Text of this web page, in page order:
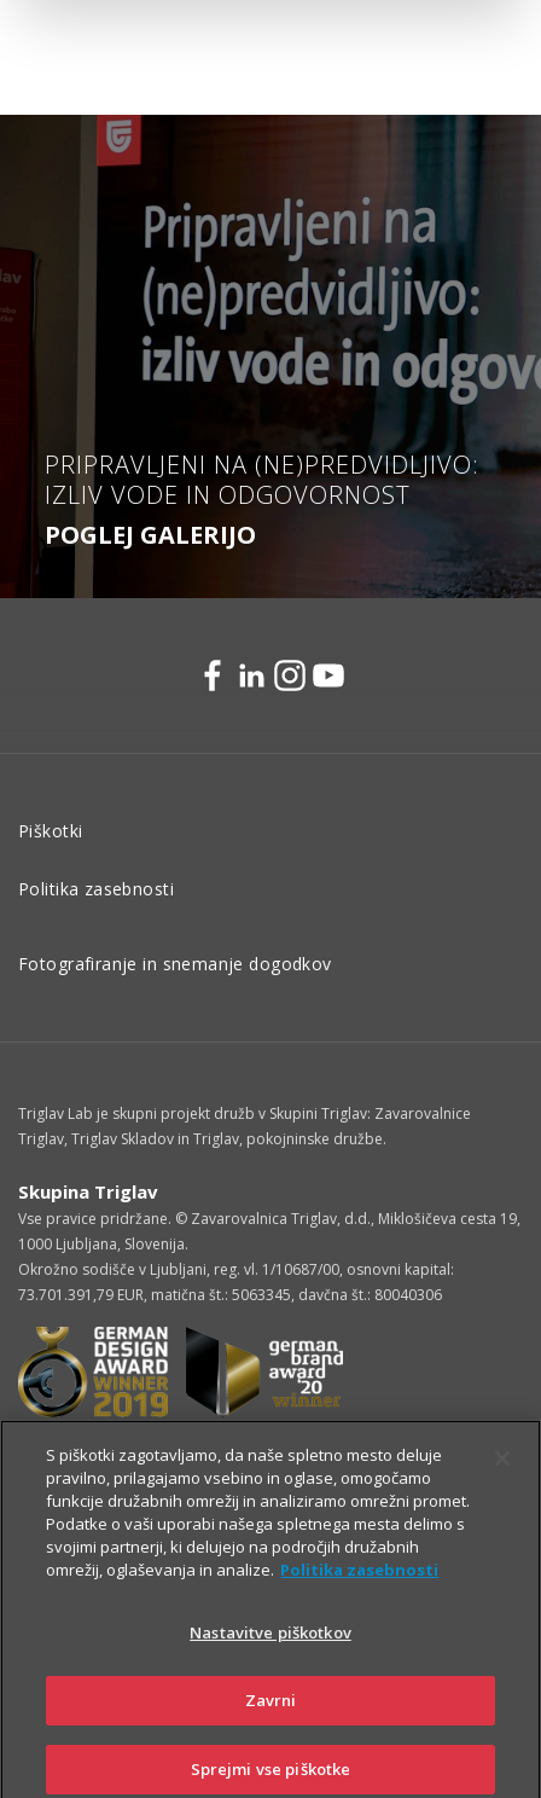
PRIPRAVLJENI NA (NE)PREDVIDLJIVO:
IZLIV VODE IN ODGOVORNOST
POGLEJ GALERIJO
Piškotki
Politika zasebnosti
Fotografiranje in snemanje dogodkov
Triglav Lab je skupni projekt družb v Skupini Triglav: Zavarovalnice
Triglav, Triglav Skladov in Triglav, pokojninske družbe.
Skupina Triglav
Vse pravice pridržane. © Zavarovalnica Triglav, d.d., Miklošičeva cesta 19,
1000 Ljubljana, Slovenija.
Okrožno sodišče v Ljubljani, reg. vl. 1/10687/00, osnovni kapital:
73.701.391,79 EUR, matična št.: 5063345, davčna št.: 80040306
OSTALE STRANI
S piškotki zagotavljamo, da naše spletno mesto deluje
pravilno, prilagajamo vsebino in oglase, omogočamo
funkcije družabnih omrežij in analiziramo omrežni promet.
Podatke o vaši uporabi našega spletnega mesta delimo s
svojimi partnerji, ki delujejo na področjih družabnih
omrežij, oglaševanja in analize. Politika zasebnosti
Nastavitve piškotkov
Zavrni
Sprejmi vse piškotke